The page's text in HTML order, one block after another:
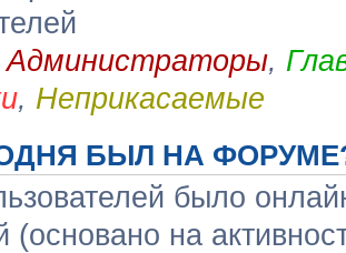
Администраторы,
, Неприкасаемые
БЫЛ НА
было
(основано на